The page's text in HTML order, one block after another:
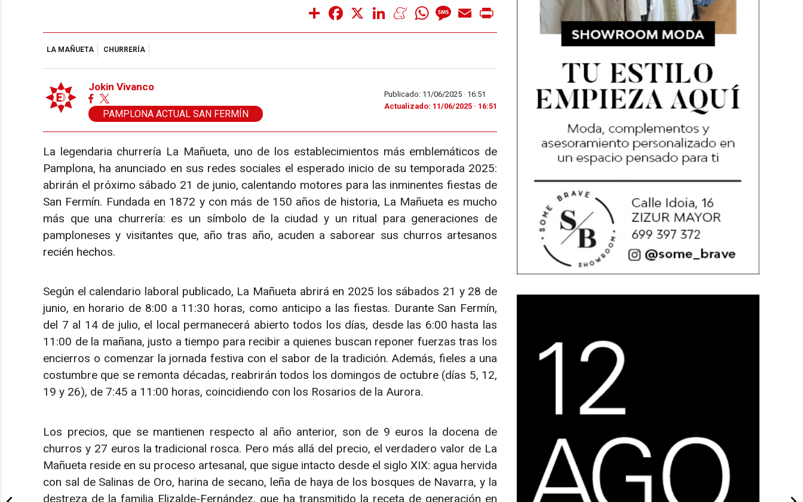
Share Facebook LinkedInMeneameWhatsAppMessage
Email
LA MAÑUETA CHURRERÍA
Jokin Vivanco
PAMPLONA ACTUAL SAN FERMÍN
Publicado: 11/06/2025 · 16:51
Actualizado: 11/06/2025 · 16:51
La legendaria churrería La Mañueta, uno de los establecimientos más emblemáticos de
Pamplona, ha anunciado en sus redes sociales el esperado inicio de su temporada 2025:
abrirán el próximo sábado 21 de junio, calentando motores para las inminentes fiestas de
San Fermín. Fundada en 1872 y con más de 150 años de historia, La Mañueta es mucho
más que una churrería: es un símbolo de la ciudad y un ritual para generaciones de
pamploneses y visitantes que, año tras año, acuden a saborear sus churros artesanos
recién hechos.
Según el calendario laboral publicado, La Mañueta abrirá en 2025 los sábados 21 y 28 de
junio, en horario de 8:00 a 11:30 horas, como anticipo a las fiestas. Durante San Fermín,
del 7 al 14 de julio, el local permanecerá abierto todos los días, desde las 6:00 hasta las
11:00 de la mañana, justo a tiempo para recibir a quienes buscan reponer fuerzas tras los
encierros o comenzar la jornada festiva con el sabor de la tradición. Además, fieles a una
costumbre que se remonta décadas, reabrirán todos los domingos de octubre (días 5, 12,
19 y 26), de 7:45 a 11:00 horas, coincidiendo con los Rosarios de la Aurora.
Los precios, que se mantienen respecto al año anterior, son de 9 euros la docena de
churros y 27 euros la tradicional rosca. Pero más allá del precio, el verdadero valor de La
Mañueta reside en su proceso artesanal, que sigue intacto desde el siglo XIX: agua hervida
con sal de Salinas de Oro, harina de secano, leña de haya de los bosques de Navarra, y la
destreza de la familia Elizalde-Fernández, que ha transmitido la receta de generación en